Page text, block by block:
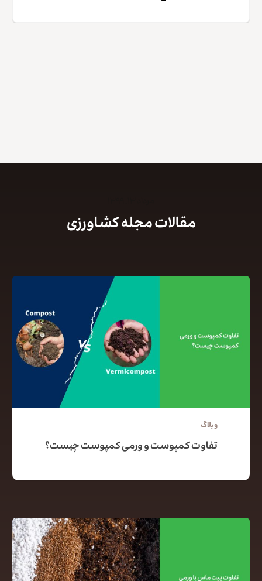
مقالات مجله کشاورزی
وبلاگ
تفاوت کمپوست و ورمی کمپوست چیست؟